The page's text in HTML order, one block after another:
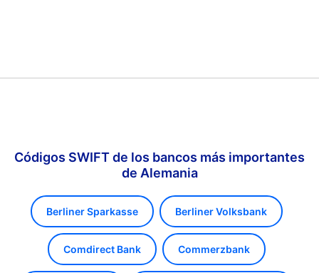
Códigos SWIFT de los bancos más importantes
de Alemania
Berliner Sparkasse Berliner Volksbank
Comdirect Bank Commerzbank